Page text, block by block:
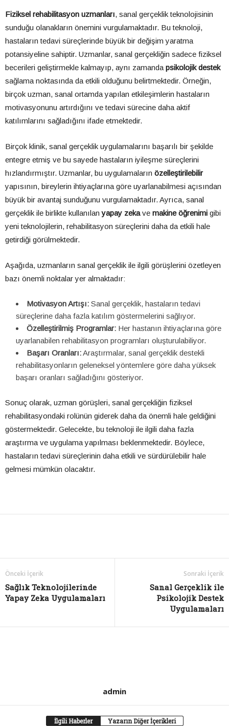
Fiziksel rehabilitasyon uzmanları, sanal gerçeklik teknolojisinin
sunduğu olanakların önemini vurgulamaktadır. Bu teknoloji,
hastaların tedavi süreçlerinde büyük bir değişim yaratma
potansiyeline sahiptir. Uzmanlar, sanal gerçekliğin sadece fiziksel
becerileri geliştirmekle kalmayıp, aynı zamandapsikolojik destek
sağlama noktasında da etkili olduğunu belirtmektedir. Örneğin,
birçok uzman, sanal ortamda yapılan etkileşimlerin hastaların
motivasyonunu artırdığını ve tedavi sürecine daha aktif
katılımlarını sağladığını ifade etmektedir.
Birçok klinik, sanal gerçeklik uygulamalarını başarılı bir şekilde
entegre etmiş ve bu sayede hastaların iyileşme süreçlerini
hızlandırmıştır. Uzmanlar, bu uygulamaların özelleştirilebilir
yapısının, bireylerin ihtiyaçlarına göre uyarlanabilmesi açısından
büyük bir avantaj sunduğunu vurgulamaktadır. Ayrıca, sanal
gerçeklik ile birlikte kullanılanyapay zekave makine öğrenimi gibi
yeni teknolojilerin, rehabilitasyon süreçlerini daha da etkili hale
getirdiği görülmektedir.
Aşağıda, uzmanların sanal gerçeklik ile ilgili görüşlerini özetleyen
bazı önemli noktalar yer almaktadır:
Motivasyon Artışı: Sanal gerçeklik, hastaların tedavi
süreçlerine daha fazla katılım göstermelerini sağlıyor.
Özelleştirilmiş Programlar: Her hastanın ihtiyaçlarına göre
uyarlanabilen rehabilitasyon programları oluşturulabiliyor.
Başarı Oranları:Araştırmalar, sanal gerçeklik destekli
rehabilitasyonların geleneksel yöntemlere göre daha yüksek
başarı oranları sağladığını gösteriyor.
Sonuç olarak, uzman görüşleri, sanal gerçekliğin fiziksel
rehabilitasyondaki rolünün giderek daha da önemli hale geldiğini
göstermektedir. Gelecekte, bu teknoloji ile ilgili daha fazla
araştırma ve uygulama yapılması beklenmektedir. Böylece,
hastaların tedavi süreçlerinin daha etkili ve sürdürülebilir hale
gelmesi mümkün olacaktır.
Önceki İçerik
Sağlık Teknolojilerinde
Yapay Zeka Uygulamaları
Sonraki İçerik
Sanal Gerçeklik ile
Psikolojik Destek
Uygulamaları
admin
İlgili Haberler Yazarın Diğer İçerikleri